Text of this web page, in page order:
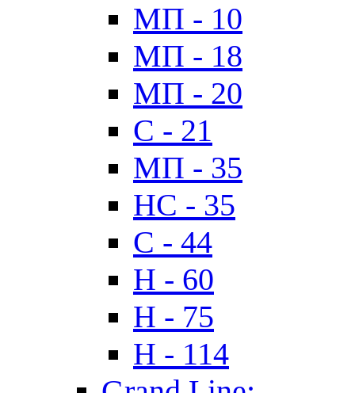
МП - 10
МП - 18
МП - 20
C - 21
МП - 35
HC - 35
C - 44
H - 60
H - 75
H - 114